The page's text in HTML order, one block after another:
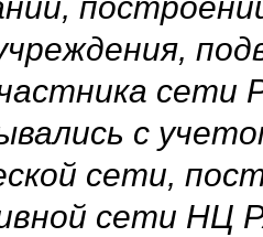
с
сети,
сети НЦ